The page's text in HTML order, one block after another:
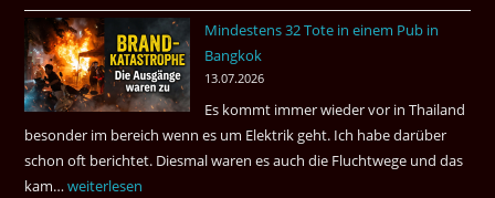
Was
können?
|
Helmut
Mindestens 32 Tote in einem Pub in
Bangkok
13.07.2026
Es kommt immer wieder vor in Thailand
besonder im bereich wenn es um Elektrik geht. Ich habe darüber
schon oft berichtet. Diesmal waren es auch die Fluchtwege und das
kam…Mindestens
weiterlesen